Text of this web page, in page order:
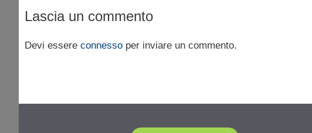
Lascia un commento
Devi essere connesso per inviare un commento.